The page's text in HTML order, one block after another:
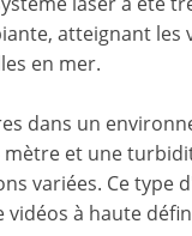
atteignant
en mer.
dans un
et une
variées. Ce type
à haute